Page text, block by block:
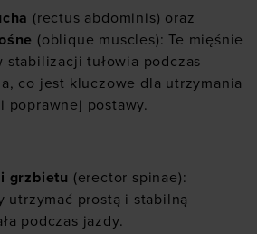
(rectus abdominis) oraz
(oblique muscles): Te mięśnie
stabilizacji tułowia podczas
co jest kluczowe dla utrzymania
poprawnej postawy.
grzbietu (erector spinae):
utrzymać prostą i stabilną
podczas jazdy.